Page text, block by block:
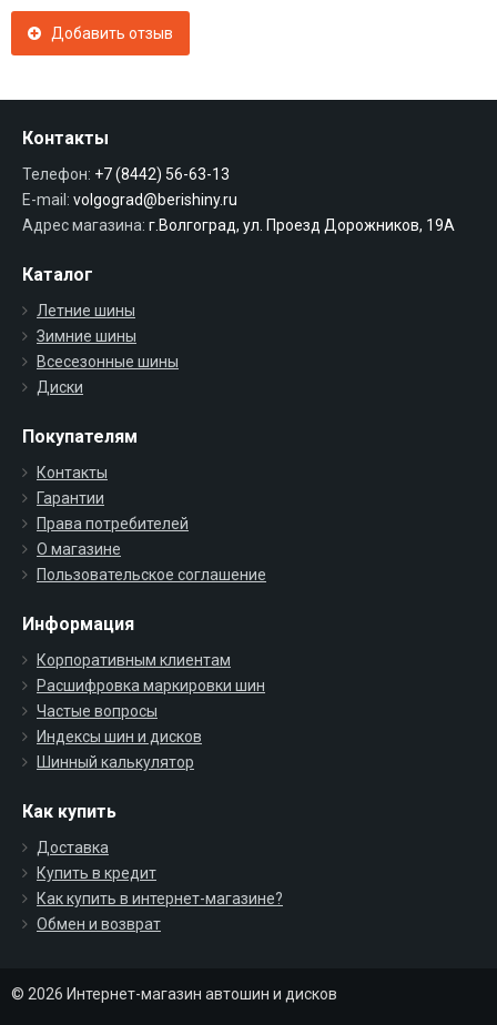
Добавить отзыв
Контакты
Телефон: +7 (8442) 56-63-13
E-mail: volgograd@berishiny.ru
Адрес магазина: г.Волгоград, ул. Проезд Дорожников, 19А
Каталог
Летние шины
Зимние шины
Всесезонные шины
Диски
Покупателям
Контакты
Гарантии
Права потребителей
О магазине
Пользовательское соглашение
Информация
Корпоративным клиентам
Расшифровка маркировки шин
Частые вопросы
Индексы шин и дисков
Шинный калькулятор
Как купить
Доставка
Купить в кредит
Как купить в интернет-магазине?
Обмен и возврат
© 2026 Интернет-магазин автошин и дисков